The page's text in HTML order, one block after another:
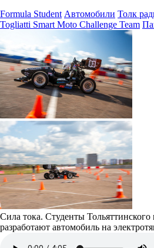
Formula Student Автомобили Толк
Togliatti Smart Moto Challenge Team
Сила тока. Студенты Тольяттинского
разработают автомобиль на